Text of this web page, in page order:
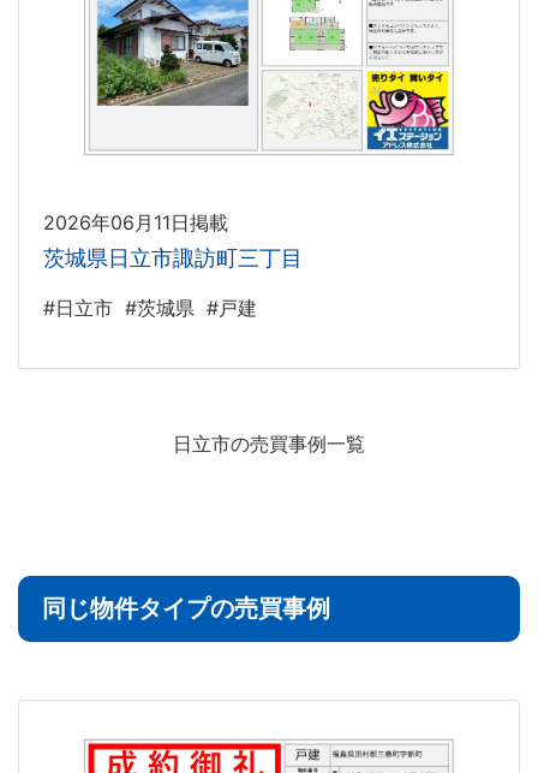
2026年06月11日掲載
茨城県日立市諏訪町三丁目
#日立市 #茨城県 #戸建
日立市の売買事例一覧
同じ物件タイプの売買事例